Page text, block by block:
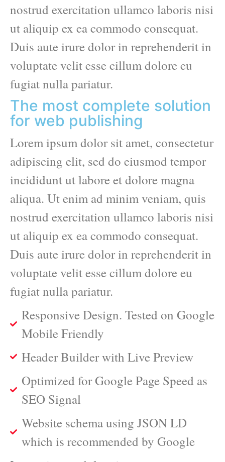
nostrud exercitation ullamco laboris nisi
ut aliquip ex ea commodo consequat.
Duis aute irure dolor in reprehenderit in
voluptate velit esse cillum dolore eu
fugiat nulla pariatur.
The most complete solution
for web publishing
Lorem ipsum dolor sit amet, consectetur
adipiscing elit, sed do eiusmod tempor
incididunt ut labore et dolore magna
aliqua. Ut enim ad minim veniam, quis
nostrud exercitation ullamco laboris nisi
ut aliquip ex ea commodo consequat.
Duis aute irure dolor in reprehenderit in
voluptate velit esse cillum dolore eu
fugiat nulla pariatur.
Responsive Design. Tested on Google
Mobile Friendly
Header Builder with Live Preview
Optimized for Google Page Speed as
SEO Signal
Website schema using JSON LD
which is recommended by Google